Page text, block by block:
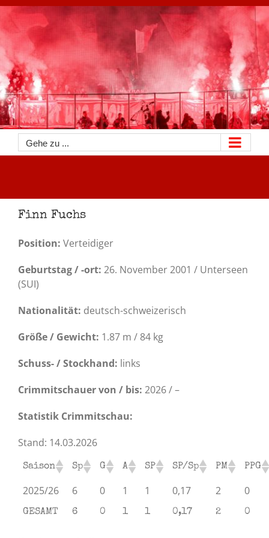
Zum
Inhalt
springen
Gehe zu ...
Finn Fuchs
Position: Verteidiger
Geburtstag / -ort: 26. November 2001 / Unterseen
(SUI)
Nationalität: deutsch-schweizerisch
Größe / Gewicht: 1.87 m / 84 kg
Schuss- / Stockhand: links
Crimmitschauer von / bis: 2026 / –
Statistik Crimmitschau:
Stand: 14.03.2026
Saison Sp G A SP SP/Sp PM PPG
2025/26 6 0 1 1 0,17 2 0
GESAMT 6 0 1 1 0,17 2 0